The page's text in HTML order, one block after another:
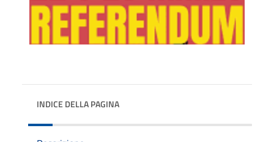
INDICE DELLA PAGINA